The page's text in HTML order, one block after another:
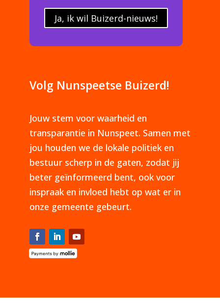
Ja, ik wil Buizerd-nieuws!
Volg Nunspeetse Buizerd!
Jouw stem voor waarheid en
transparantie in Nunspeet. Samen met
jou houden we de lokale politiek en
bestuur scherp in de gaten, zodat jij
beter geïnformeerd bent, ook voor
inspraak en invloed hebt op wat er in
onze gemeente gebeurt.